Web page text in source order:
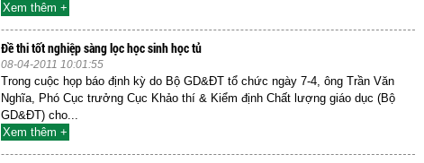
Xem thêm +
Đề thi tốt nghiệp sàng lọc học sinh học tủ
08-04-2011 10:01:55
Trong cuộc họp báo định kỳ do Bộ GD&ĐT tổ chức ngày 7-4, ông Trần Văn
Nghĩa, Phó Cục trưởng Cục Khảo thí & Kiểm định Chất lượng giáo dục (Bộ
GD&ĐT) cho...
Xem thêm +